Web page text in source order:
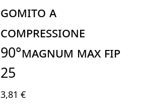
GOMITO A
COMPRESSIONE
90°MAGNUM MAX FIP
25
3,81 €